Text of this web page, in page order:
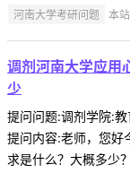
河南大学考研问题 本
调剂河南大学应用
少
提问问题:调剂学院:
提问内容:老师，您好
求是什么？大概多少